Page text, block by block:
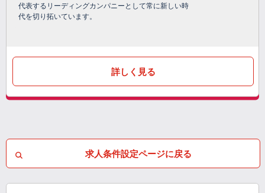
代表するリーディングカンパニーとして常に新しい時
代を切り拓いています。
詳しく見る
求人条件設定ページに戻る